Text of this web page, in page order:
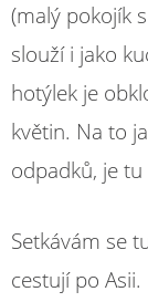
(malý pokojík
slouží i jako
hotýlek je
květin. Na to
odpadků, je
Setkávám se
cestují po